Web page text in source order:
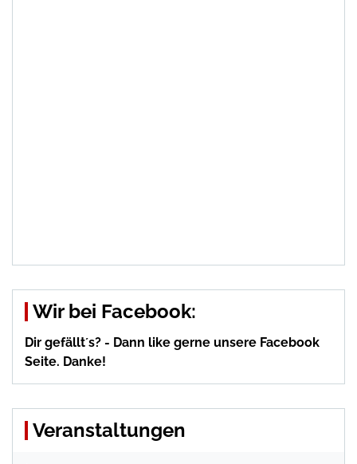
Wir bei Facebook:
Dir gefällt´s? - Dann like gerne unsere Facebook
Seite. Danke!
Veranstaltungen